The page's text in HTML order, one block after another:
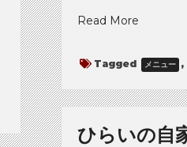
そ
Read More“二
ば
ひ
ら
手
Tagged メニュー ,
ひらいの自